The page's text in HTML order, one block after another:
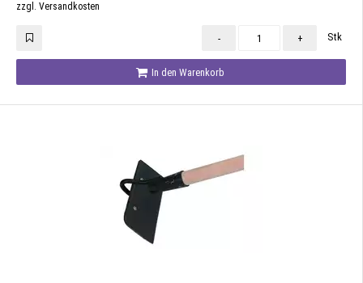
zzgl. Versandkosten
- + Stk
In den Warenkorb